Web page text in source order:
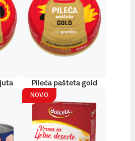
Pileća pašteta gold
NOVO